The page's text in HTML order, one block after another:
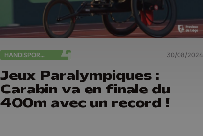
HANDISPORTS 30/08/2024
Jeux Paralympiques :
Carabin va en finale du
400m avec un record !